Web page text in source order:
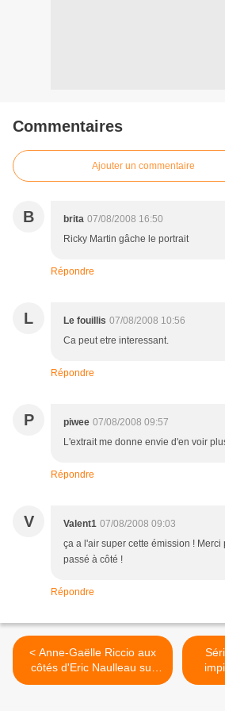
Commentaires
Ajouter un commentaire
B brita 07/08/2008 16:50
Ricky Martin gâche le portrait
Répondre
L Le fouillis 07/08/2008 10:56
Ca peut etre interessant.
Répondre
P piwee 07/08/2008 09:57
L'extrait me donne envie d'en voir
Répondre
V Valent1 07/08/2008 09:03
ça a l'air super cette émission !
passé à côté !
Répondre
< Anne-Gaëlle Riccio aux
côtés d'Eric Naulleau sur
TPS ?